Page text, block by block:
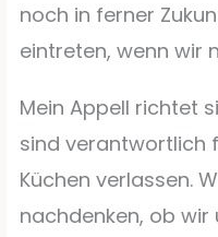
noch in ferner
eintreten, wenn wir
Mein Appell richtet
sind verantwortlich
Küchen verlassen.
nachdenken, ob wir